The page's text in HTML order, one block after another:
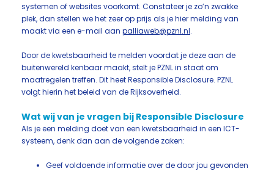
systemen of websites voorkomt. Constateer je zo’n zwakke
plek, dan stellen we het zeer op prijs als je hier melding van
maakt via een e-mail aan palliaweb@pznl.nl.
Door de kwetsbaarheid te melden voordat je deze aan de
buitenwereld kenbaar maakt, stelt je PZNL in staat om
maatregelen treffen. Dit heet Responsible Disclosure. PZNL
volgt hierin het beleid van de Rijksoverheid.
Wat wij van je vragen bij Responsible Disclosure
Als je een melding doet van een kwetsbaarheid in een ICT-
systeem, denk dan aan de volgende zaken:
Geef voldoende informatie over de door jou gevonden